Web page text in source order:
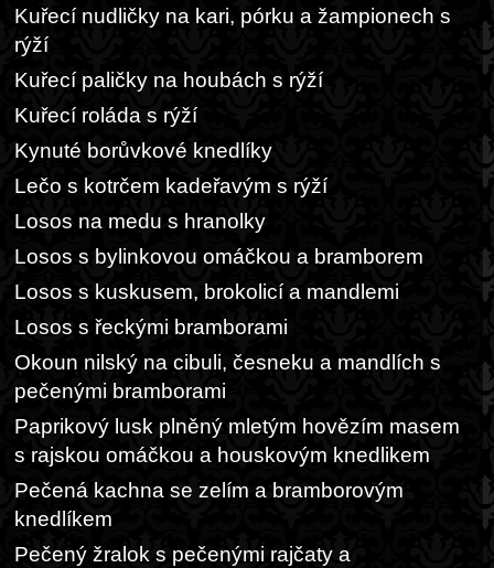
Kuřecí nudličky na kari, pórku a žampionech s
rýží
Kuřecí paličky na houbách s rýží
Kuřecí roláda s rýží
Kynuté borůvkové knedlíky
Lečo s kotrčem kadeřavým s rýží
Losos na medu s hranolky
Losos s bylinkovou omáčkou a bramborem
Losos s kuskusem, brokolicí a mandlemi
Losos s řeckými bramborami
Okoun nilský na cibuli, česneku a mandlích s
pečenými bramborami
Paprikový lusk plněný mletým hovězím masem
s rajskou omáčkou a houskovým knedlikem
Pečená kachna se zelím a bramborovým
knedlíkem
Pečený žralok s pečenými rajčaty a